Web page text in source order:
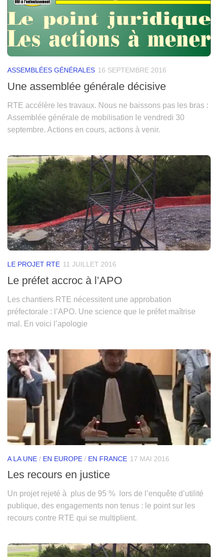
ASSEMBLÉES GÉNÉRALES 16 SEPTEMBRE 2016
Une assemblée générale décisive
RTE accélère les travaux. Nous ne baissons pas les bras :
Assemblée générale de mobilisation le vendredi 30
septembre. Actions en cours, actions à venir.
LE PROJET RTE 11 JUILLET 2016
Le préfet accroc à l’APO
Les chantiers RTE nécessitent une approbation
préfectorale : l’APO. Une science que le préfet maîtrise
mal. En voici l’apologie
A LA UNE / EN EUROPE / EN FRANCE 17 MAI 2016
Les recours en justice
Un projet rejeté à plus de 95 % lors de l’enquête d’utilité
publique, des engagements non tenus : le point sur les
recours contre RTE qui se multiplient.